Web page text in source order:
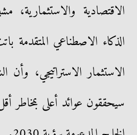
الاقتصادية والاستثمارية،
الذكاء الاصطناعي المتقدمة
الاستثمار الاستراتيجي، وأن
سيحققون عوائد أعلى بمخاطر